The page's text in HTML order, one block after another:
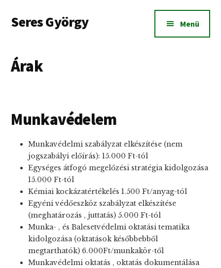
main
footer
menu
Seres György
tűzvédelmi
szolgáltatások
cégeknek
megyében.
Menü
Árak
Munkavédelem
Munkavédelmi szabályzat elkészítése (nem
jogszabályi előírás): 15.000 Ft-tól
Egységes átfogó megelőzési stratégia kidolgozása
15.000 Ft-tól
Kémiai kockázatértékelés 1.500 Ft/anyag-tól
Egyéni védőeszköz szabályzat elkészítése
(meghatározás , juttatás) 5.000 Ft-tól
Munka- , és Balesetvédelmi oktatási tematika
kidolgozása (oktatások későbbebből
megtarthatók) 6.000Ft/munkakör-től
Munkavédelmi oktatás , oktatás dokumentálása